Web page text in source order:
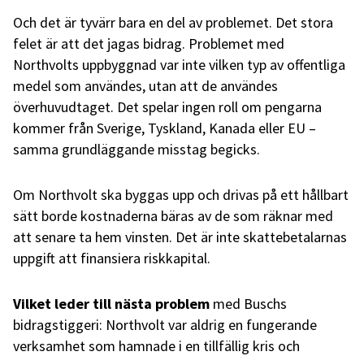
Och det är tyvärr bara en del av problemet. Det stora
felet är att det jagas bidrag. Problemet med
Northvolts uppbyggnad var inte vilken typ av offentliga
medel som användes, utan att de användes
överhuvudtaget. Det spelar ingen roll om pengarna
kommer från Sverige, Tyskland, Kanada eller EU –
samma grundläggande misstag begicks.
Om Northvolt ska byggas upp och drivas på ett hållbart
sätt borde kostnaderna bäras av de som räknar med
att senare ta hem vinsten. Det är inte skattebetalarnas
uppgift att finansiera riskkapital.
Vilket leder till nästa problem med Buschs
bidragstiggeri: Northvolt var aldrig en fungerande
verksamhet som hamnade i en tillfällig kris och